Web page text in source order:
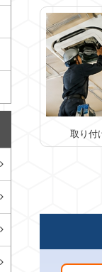
取り付